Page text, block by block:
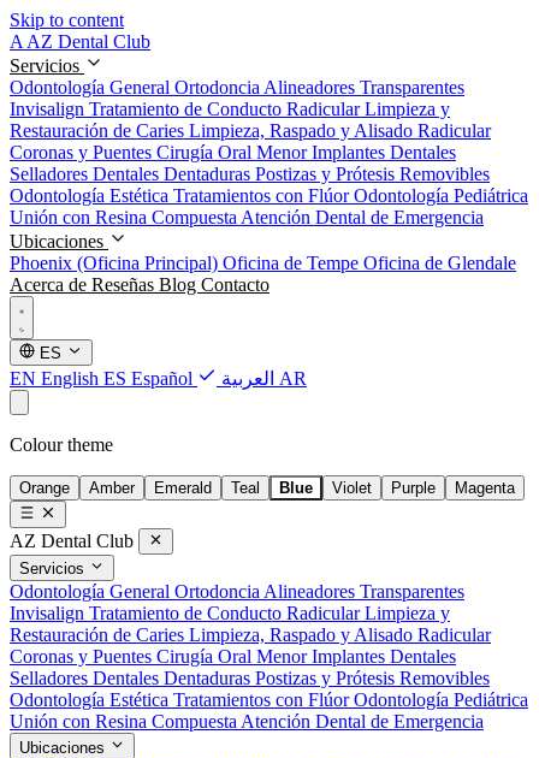
Skip to content
A AZ Dental Club
Servicios
Odontología General Ortodoncia Alineadores Transparentes
Invisalign Tratamiento de Conducto RadicularLimpieza y
Restauración de Caries Limpieza, Raspado y Alisado Radicular
Coronas y Puentes Cirugía Oral MenorImplantes Dentales
Selladores Dentales Dentaduras Postizas y Prótesis Removibles
Odontología Estética Tratamientos con FlúorOdontología Pediátrica
Unión con Resina Compuesta Atención Dental de Emergencia
Ubicaciones
Phoenix (Oficina Principal) Oficina de Tempe Oficina de Glendale
Acerca de Reseñas Blog Contacto
ES
EN English ES Español AR العربية
Colour theme
Orange Amber Emerald Teal Blue Violet Purple Magenta
AZ Dental Club
Servicios
Odontología General Ortodoncia Alineadores Transparentes
Invisalign Tratamiento de Conducto RadicularLimpieza y
Restauración de Caries Limpieza, Raspado y Alisado Radicular
Coronas y Puentes Cirugía Oral MenorImplantes Dentales
Selladores Dentales Dentaduras Postizas y Prótesis Removibles
Odontología Estética Tratamientos con FlúorOdontología Pediátrica
Unión con Resina Compuesta Atención Dental de Emergencia
Ubicaciones